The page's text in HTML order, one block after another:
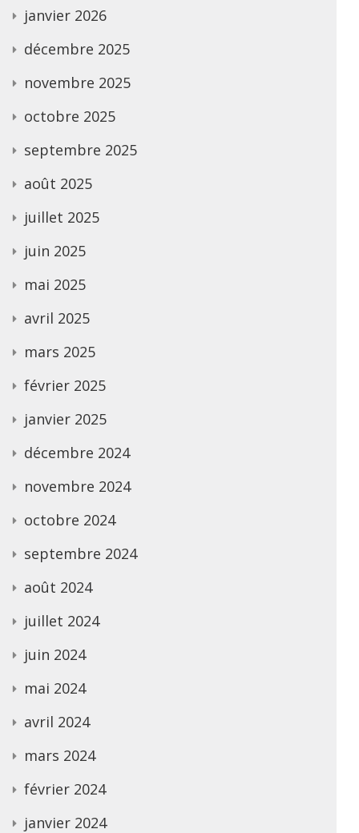
janvier 2026
décembre 2025
novembre 2025
octobre 2025
septembre 2025
août 2025
juillet 2025
juin 2025
mai 2025
avril 2025
mars 2025
février 2025
janvier 2025
décembre 2024
novembre 2024
octobre 2024
septembre 2024
août 2024
juillet 2024
juin 2024
mai 2024
avril 2024
mars 2024
février 2024
janvier 2024